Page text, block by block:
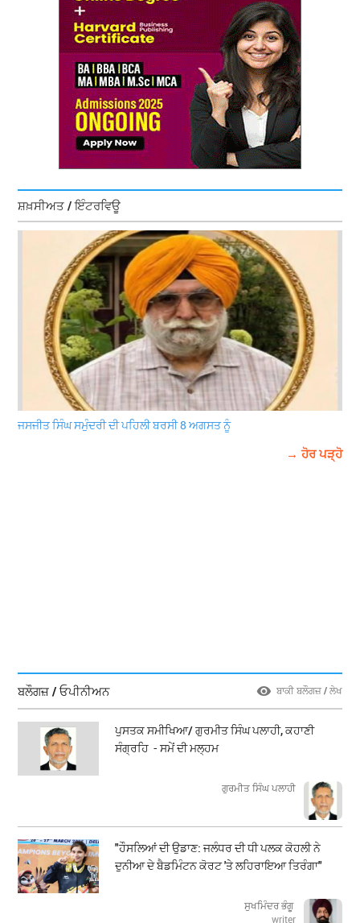
ਸ਼ਖ਼ਸੀਅਤ / ਇੰਟਰਵਿਊ
ਜਸਜੀਤ ਸਿੰਘ ਸਮੁੰਦਰੀ ਦੀ ਪਹਿਲੀ ਬਰਸੀ 8 ਅਗਸਤ ਨੂੰ
→ ਹੋਰ ਪੜ੍ਹੋ
ਬਲੌਗਜ਼ / ਓਪੀਨੀਅਨ ਬਾਕੀ ਬਲੌਗਜ਼ / ਲੇਖ
ਪੁਸਤਕ ਸਮੀਖਿਆ/ ਗੁਰਮੀਤ ਸਿੰਘ ਪਲਾਹੀ, ਕਹਾਣੀ
ਸੰਗ੍ਰਹਿ - ਸਮੇਂ ਦੀ ਮਲ੍ਹਮ
ਗੁਰਮੀਤ ਸਿੰਘ ਪਲਾਹੀ
"ਹੌਸਲਿਆਂ ਦੀ ਉਡਾਣ: ਜਲੰਧਰ ਦੀ ਧੀ ਪਲਕ ਕੋਹਲੀ ਨੇ
ਦੁਨੀਆ ਦੇ ਬੈਡਮਿੰਟਨ ਕੋਰਟ 'ਤੇ ਲਹਿਰਾਇਆ ਤਿਰੰਗਾ"
ਸੁਖਮਿੰਦਰ ਭੰਗੂ
writer